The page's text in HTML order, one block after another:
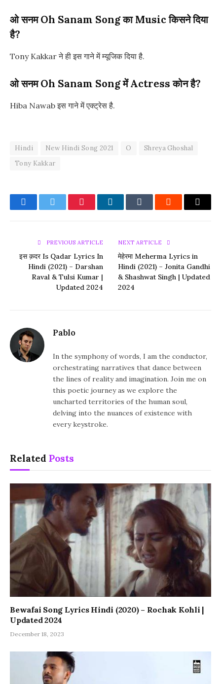
ओ सनम Oh Sanam Song का Music किसने दिया
है?
Tony Kakkar ने ही इस गाने में म्यूजिक दिया है.
ओ सनम Oh Sanam Song में Actress कोन है?
Hiba Nawab इस गाने में एक्ट्रेस है.
Hindi New Hindi Song 2021 O
Shreya Ghoshal
Tony Kakkar
FacebookTwitter PinterestLinkedInTumblr Reddit Email
PREVIOUS ARTICLE
इस क़दर Is Qadar Lyrics In
Hindi (2021) – Darshan
Raval & Tulsi Kumar |
Updated 2024
NEXT ARTICLE
मेहेरमा Meherma Lyrics in
Hindi (2021) – Jonita Gandhi
& Shashwat Singh | Updated
2024
Pablo
In the symphony of words, I am the conductor,
orchestrating narratives that dance between
the lines of reality and imagination. Join me on
this poetic journey as we explore the
uncharted territories of the human soul,
delving into the nuances of existence with
every keystroke.
Related Posts
Bewafai Song Lyrics Hindi (2020) – Rochak Kohli |
Updated 2024
December 18, 2023